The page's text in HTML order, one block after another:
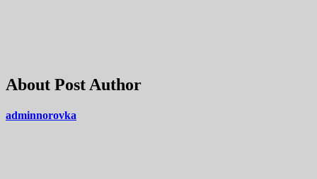
About Post Author
adminnorovka